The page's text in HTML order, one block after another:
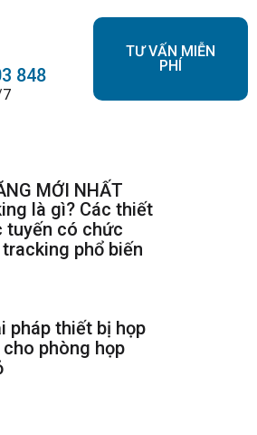
848
TƯ VẤN MIỄN
PHÍ
MỚI NHẤT
là gì? Các thiết
tuyến có chức
phổ biến
pháp thiết bị họp
phòng họp